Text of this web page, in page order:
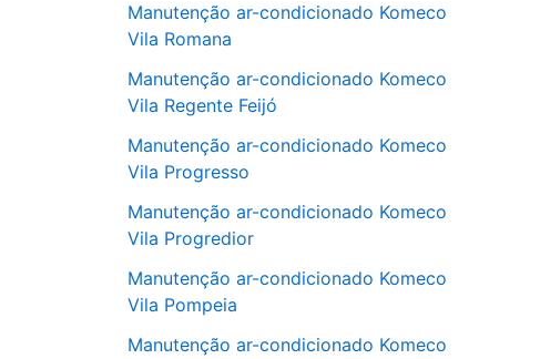
Manutenção ar-condicionado Komeco
Vila Romana
Manutenção ar-condicionado Komeco
Vila Regente Feijó
Manutenção ar-condicionado Komeco
Vila Progresso
Manutenção ar-condicionado Komeco
Vila Progredior
Manutenção ar-condicionado Komeco
Vila Pompeia
Manutenção ar-condicionado Komeco